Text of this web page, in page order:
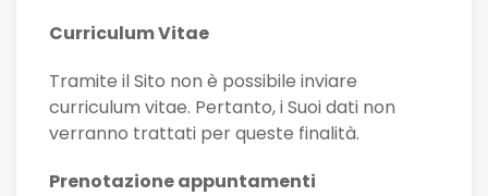
Curriculum Vitae
Tramite il Sito non è possibile inviare
curriculum vitae. Pertanto, i Suoi dati non
verranno trattati per queste finalità.
Prenotazione appuntamenti